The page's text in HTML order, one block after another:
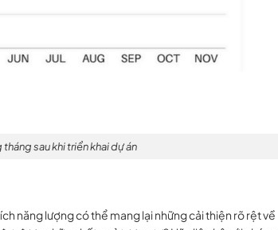
sau khi triển khai dự án
năng lượng có thể mang lại những cải thiện rõ rệt về